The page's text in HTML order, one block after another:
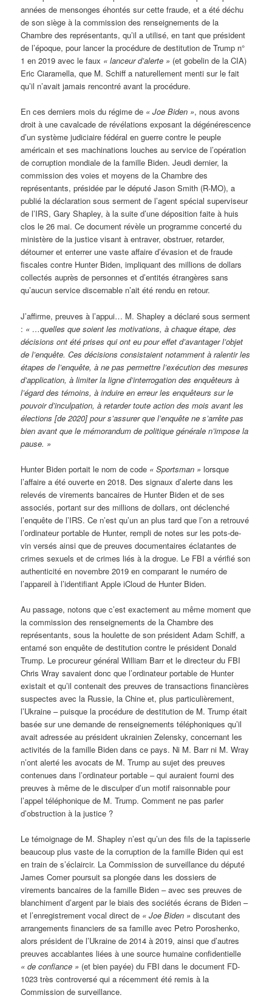
années de mensonges éhontés sur cette fraude, et a été déchu
de son siège à la commission des renseignements de la
Chambre des représentants, qu’il a utilisé, en tant que président
de l’époque, pour lancer la procédure de destitution de Trump n°
1 en 2019 avec le faux « lanceur d’alerte » (et gobelin de la CIA)
Eric Ciaramella, que M. Schiff a naturellement menti sur le fait
qu’il n’avait jamais rencontré avant la procédure.
En ces derniers mois du régime de « Joe Biden », nous avons
droit à une cavalcade de révélations exposant la dégénérescence
d’un système judiciaire fédéral en guerre contre le peuple
américain et ses machinations louches au service de l’opération
de corruption mondiale de la famille Biden. Jeudi dernier, la
commission des voies et moyens de la Chambre des
représentants, présidée par le député Jason Smith (R-MO), a
publié la déclaration sous serment de l’agent spécial superviseur
de l’IRS, Gary Shapley, à la suite d’une déposition faite à huis
clos le 26 mai. Ce document révèle un programme concerté du
ministère de la justice visant à entraver, obstruer, retarder,
détourner et enterrer une vaste affaire d’évasion et de fraude
fiscales contre Hunter Biden, impliquant des millions de dollars
collectés auprès de personnes et d’entités étrangères sans
qu’aucun service discernable n’ait été rendu en retour.
J’affirme, preuves à l’appui… M. Shapley a déclaré sous serment
: « …quelles que soient les motivations, à chaque étape, des
décisions ont été prises qui ont eu pour effet d’avantager l’objet
de l’enquête. Ces décisions consistaient notamment à ralentir les
étapes de l’enquête, à ne pas permettre l’exécution des mesures
d’application, à limiter la ligne d’interrogation des enquêteurs à
l’égard des témoins, à induire en erreur les enquêteurs sur le
pouvoir d’inculpation, à retarder toute action des mois avant les
élections [de 2020] pour s’assurer que l’enquête ne s’arrête pas
bien avant que le mémorandum de politique générale n’impose la
pause. »
Hunter Biden portait le nom de code « Sportsman » lorsque
l’affaire a été ouverte en 2018. Des signaux d’alerte dans les
relevés de virements bancaires de Hunter Biden et de ses
associés, portant sur des millions de dollars, ont déclenché
l’enquête de l’IRS. Ce n’est qu’un an plus tard que l’on a retrouvé
l’ordinateur portable de Hunter, rempli de notes sur les pots-de-
vin versés ainsi que de preuves documentaires éclatantes de
crimes sexuels et de crimes liés à la drogue. Le FBI a vérifié son
authenticité en novembre 2019 en comparant le numéro de
l’appareil à l’identifiant Apple iCloud de Hunter Biden.
Au passage, notons que c’est exactement au même moment que
la commission des renseignements de la Chambre des
représentants, sous la houlette de son président Adam Schiff, a
entamé son enquête de destitution contre le président Donald
Trump. Le procureur général William Barr et le directeur du FBI
Chris Wray savaient donc que l’ordinateur portable de Hunter
existait et qu’il contenait des preuves de transactions financières
suspectes avec la Russie, la Chine et, plus particulièrement,
l’Ukraine – puisque la procédure de destitution de M. Trump était
basée sur une demande de renseignements téléphoniques qu’il
avait adressée au président ukrainien Zelensky, concernant les
activités de la famille Biden dans ce pays. Ni M. Barr ni M. Wray
n’ont alerté les avocats de M. Trump au sujet des preuves
contenues dans l’ordinateur portable – qui auraient fourni des
preuves à même de le disculper d’un motif raisonnable pour
l’appel téléphonique de M. Trump. Comment ne pas parler
d’obstruction à la justice ?
Le témoignage de M. Shapley n’est qu’un des fils de la tapisserie
beaucoup plus vaste de la corruption de la famille Biden qui est
en train de s’éclaircir. La Commission de surveillance du député
James Comer poursuit sa plongée dans les dossiers de
virements bancaires de la famille Biden – avec ses preuves de
blanchiment d’argent par le biais des sociétés écrans de Biden –
et l’enregistrement vocal direct de « Joe Biden » discutant des
arrangements financiers de sa famille avec Petro Poroshenko,
alors président de l’Ukraine de 2014 à 2019, ainsi que d’autres
preuves accablantes liées à une source humaine confidentielle
« de confiance » (et bien payée) du FBI dans le document FD-
1023 très controversé qui a récemment été remis à la
Commission de surveillance.